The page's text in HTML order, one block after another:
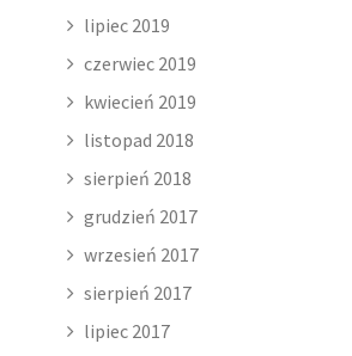
lipiec 2019
czerwiec 2019
kwiecień 2019
listopad 2018
sierpień 2018
grudzień 2017
wrzesień 2017
sierpień 2017
lipiec 2017